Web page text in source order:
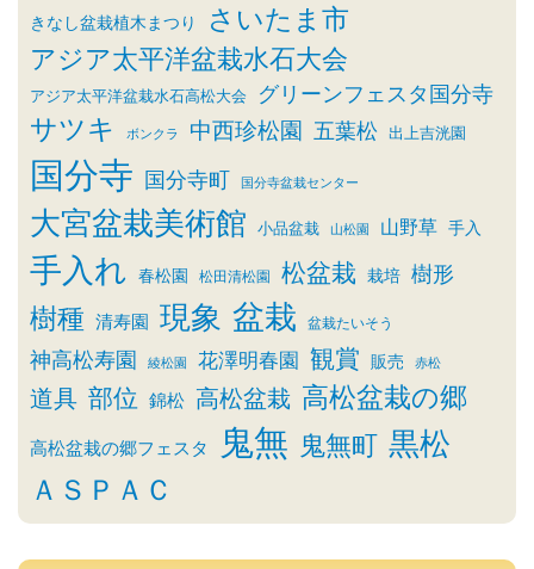
きなし盆栽植木まつり さいたま市
アジア太平洋盆栽水石大会
アジア太平洋盆栽水石高松大会 グリーンフェスタ国分寺
サツキ ボンクラ 中西珍松園 五葉松 出上吉洸園
国分寺 国分寺町 国分寺盆栽センター
大宮盆栽美術館 小品盆栽 山松園 山野草 手入
手入れ 春松園 松田清松園 松盆栽 栽培 樹形
樹種 清寿園 現象 盆栽 盆栽たいそう
神高松寿園 綾松園 花澤明春園 観賞 販売 赤松
道具 部位 錦松 高松盆栽 高松盆栽の郷
高松盆栽の郷フェスタ 鬼無 鬼無町 黒松
ＡＳＰＡＣ